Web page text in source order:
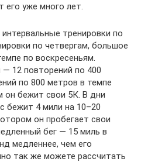
его уже много лет.
тренировки по
по четвергам, большое
по воскресеньям.
12 повторений по 400
по 800 метров в темпе
он бежит свои 5К. В дни
бежит 4 мили на 10–20
он пробегает свои
бег — 15 миль в
медленнее, чем его
так же можете рассчитать